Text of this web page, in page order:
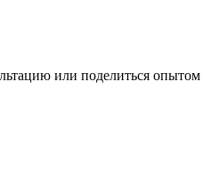
или поделиться опытом